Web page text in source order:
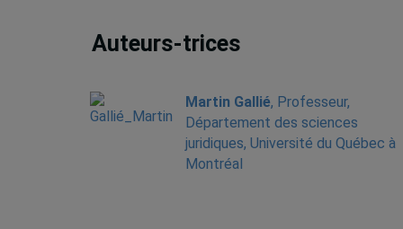
Auteurs-trices
Martin Gallié, Professeur,
Département des sciences
juridiques, Université du Québec à
Montréal